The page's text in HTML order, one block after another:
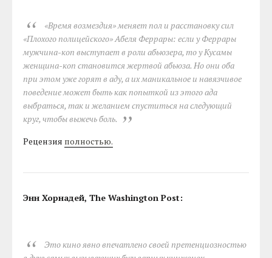
«Время возмездия» меняет пол и расстановку сил
«Плохого полицейского» Абеля Феррары: если у Феррары
мужчина-коп выступает в роли абьюзера, то у Кусамы
женщина-коп становится жертвой абьюза. Но они оба
при этом уже горят в аду, а их маникальное и навязчивое
поведение может быть как попыткой из этого ада
выбраться, так и желанием спуститься на следующий
круг, чтобы выжечь боль.
Рецензия полностью.
Энн Хорнадей, The Washington Post:
Это кино явно впечатлено своей претенциозностью